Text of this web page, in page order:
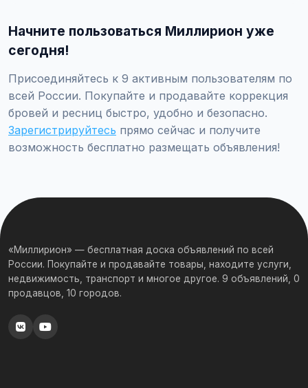
технического состояния и проверки пробега.
Начните пользоваться Миллирион уже
сегодня!
Присоединяйтесь к 9 активным пользователям по
всей России. Покупайте и продавайте коррекция
бровей и ресниц быстро, удобно и безопасно.
Зарегистрируйтесь прямо сейчас и получите
возможность бесплатно размещать объявления!
«Миллирион» — бесплатная доска объявлений по всей
России. Покупайте и продавайте товары, находите услуги,
недвижимость, транспорт и многое другое. 9 объявлений, 0
продавцов, 10 городов.